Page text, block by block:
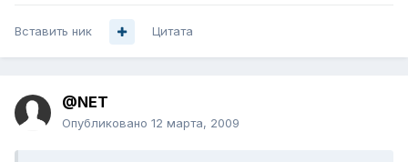
Вставить ник Цитата
@NET
Опубликовано 12 марта, 2009